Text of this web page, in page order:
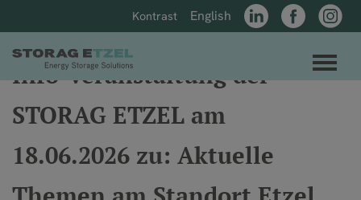
zum Inhalt der Seite springen
zur Hauptnavigation springen
Kontrast English
LinkedInFacebook
Info-Veranstaltung der
STORAG ETZEL am
18.06.2026 zu: Aktuelle